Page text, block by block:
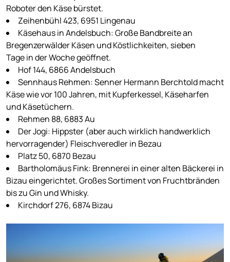
Roboter den Käse bürstet.
Zeihenbühl 423, 6951 Lingenau
Käsehaus in Andelsbuch: Große Bandbreite an
Bregenzerwälder Käsen und Köstlichkeiten, sieben
Tage in der Woche geöffnet.
Hof 144, 6866 Andelsbuch
Sennhaus Rehmen: Senner Hermann Berchtold macht
Käse wie vor 100 Jahren, mit Kupferkessel, Käseharfen
und Käsetüchern.
Rehmen 88, 6883 Au
Der Jogi: Hippster (aber auch wirklich handwerklich
hervorragender) Fleischveredler in Bezau
Platz 50, 6870 Bezau
Bartholomäus Fink: Brennerei in einer alten Bäckerei in
Bizau eingerichtet. Großes Sortiment von Fruchtbränden
bis zu Gin und Whisky.
Kirchdorf 276, 6874 Bizau